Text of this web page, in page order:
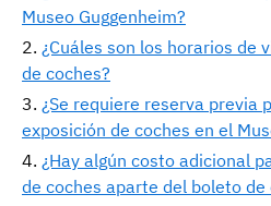
Museo Guggenheim?
¿Cuáles son los horarios de
de coches?
¿Se requiere reserva previa
exposición de coches en el
¿Hay algún costo adicional
de coches aparte del boleto